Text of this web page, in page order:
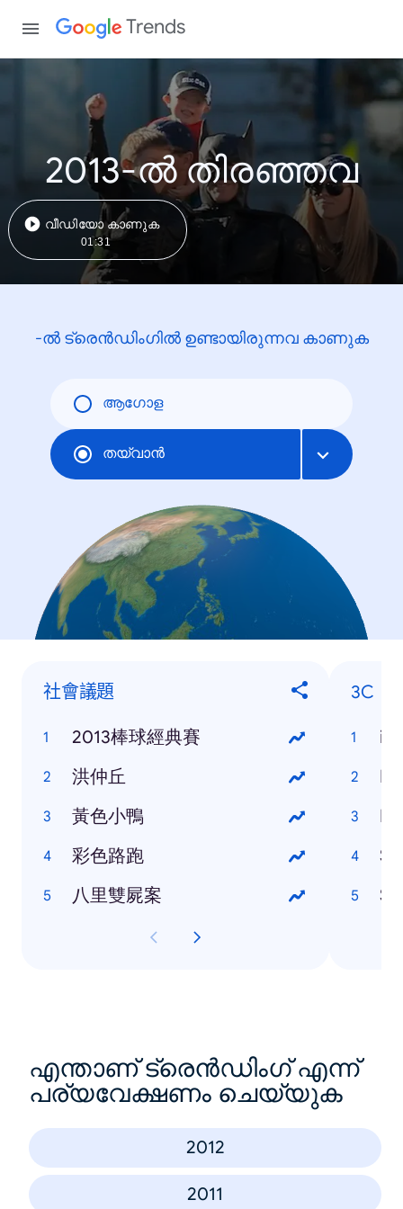
Trends
2013-ൽ തിരഞ്ഞവ
വീഡിയോ കാണുക
01:31
-ൽ ട്രെൻഡിംഗിൽ ഉണ്ടായിരുന്നവ കാണുക
ആഗോള
തയ്‌വാന്‍
社會議題
2013棒球經典賽
洪仲丘
黃色小鴨
彩色路跑
八里雙屍案
3C
എന്താണ് ട്രെൻഡിംഗ് എന്ന്
പര്യവേക്ഷണം ചെയ്യുക
2012
2011